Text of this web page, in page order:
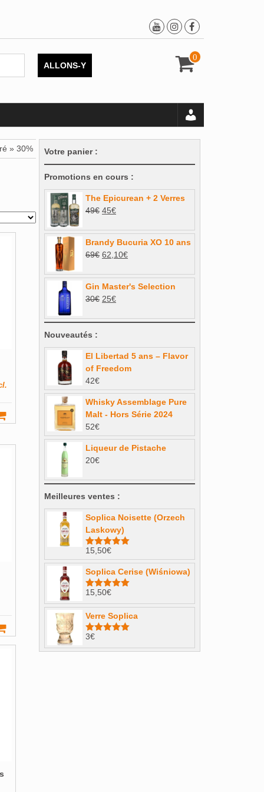
0
ALLONS-Y
» 30% Votre panier :
Promotions en cours :
The Epicurean + 2 Verres
49€ Le
initial
était :
49€.
45€Le
actuel
est :
45€.
Brandy Bucuria XO 10 ans
69€ Le
initial
était :
69€.
62,10€Le
actuel
est :
Gin Master's Selection
30€ Le
initial
30€.
25€Le
actuel
25€.
Nouveautés :
El Libertad 5 ans – Flavor
of Freedom
42€
Whisky Assemblage Pure
Malt - Hors Série 2024
52€
Liqueur de Pistache
20€
Meilleures ventes :
Soplica Noisette (Orzech
Laskowy)
Note4.98
sur 5
15,50€
Soplica Cerise (Wiśniowa)
Note5.00
sur 5
15,50€
Verre Soplica
Note
sur 5
3€